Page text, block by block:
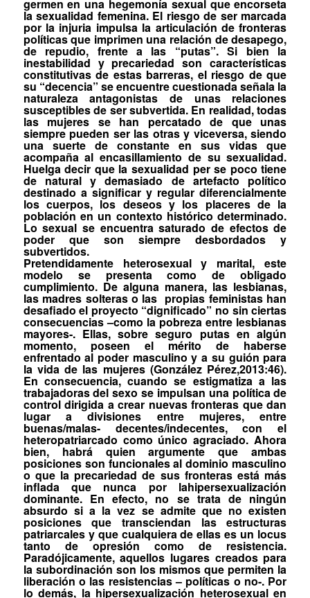
germen en una hegemonía sexual que encorseta
la sexualidad femenina. El riesgo de ser marcada
por la injuria impulsa la articulación defronteras
políticasque imprimen una relación de desapego,
de repudio, frente a las “putas”. Si bien la
inestabilidad y precariedad son características
constitutivas de estas barreras, el riesgo de que
su “decencia” se encuentre cuestionada señala la
naturaleza antagonistas de unas relaciones
susceptibles de ser subvertida. En realidad, todas
las mujeres se han percatado de que unas
siempre pueden ser lasotrasy viceversa, siendo
una suerte de constante en sus vidas que
acompaña al encasillamiento de su sexualidad.
Huelga decir que la sexualidad per se poco tiene
de natural y demasiado de artefacto político
destinado a significar y regular diferencialmente
los cuerpos, los deseos y los placeres de la
población en un contexto histórico determinado.
Lo sexual se encuentra saturado de efectos de
poderque son siempre desbordados y
subvertidos.
Pretendidamente heterosexual y marital, este
modelo se presenta como de obligado
cumplimiento. De alguna manera, las lesbianas,
las madres solteras o las propias feministas han
desafiado el proyecto “dignificado” no sin ciertas
consecuencias –como la pobreza entre lesbianas
mayores-. Ellas, sobre seguro putas en algún
momento, poseen el mérito de haberse
enfrentado al poder masculino y a su guión para
la vida de las mujeres (González Pérez,2013:46).
En consecuencia, cuando se estigmatiza a las
trabajadoras del sexo se impulsan una política de
control dirigida a crear nuevas fronteras que dan
lugar a divisiones entre mujeres, entre
buenas/malas- decentes/indecentes, con el
heteropatriarcado como único agraciado. Ahora
bien, habrá quien argumente que ambas
posiciones son funcionales al dominio masculino
o que la precariedad de sus fronteras está más
inflada que nunca por lahipersexualización
dominante. En efecto, no se trata de ningún
absurdo si a la vez se admite que no existen
posiciones que transciendan las estructuras
patriarcales y que cualquiera de ellas es un locus
tanto de opresión como de resistencia.
Paradójicamente, aquellos lugares creados para
la subordinación son los mismos que permiten la
liberación o las resistencias – políticas o no-. Por
lo demás, la hipersexualización heterosexual en